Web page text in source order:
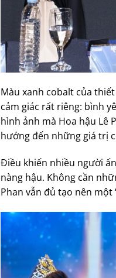
Màu xanh cobalt của
cảm giác rất riêng: bình
hình ảnh mà Hoa hậu Lê
hướng đến những giá trị
Điều khiến nhiều người
nàng hậu. Không cần
Phan vẫn đủ tạo nên một